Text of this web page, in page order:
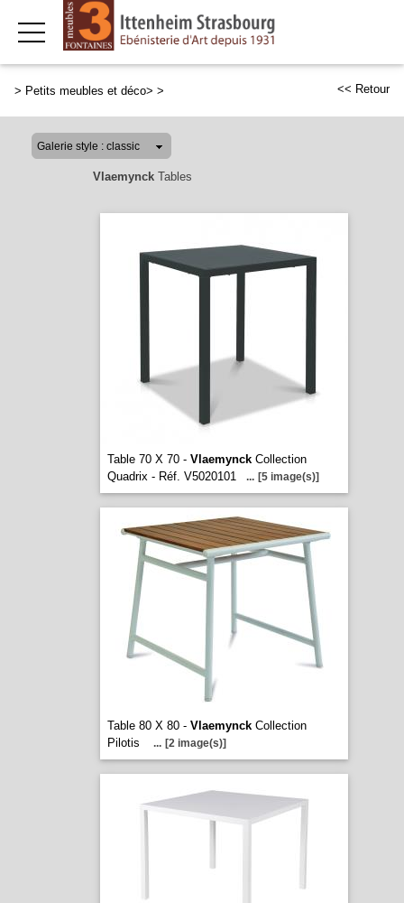
> Petits meubles et déco> > << Retour
VlaemynckTables
Table 70 X 70 - VlaemynckCollection
Quadrix - Réf. V5020101
... [5 image(s)]
Table 80 X 80 - VlaemynckCollection
Pilotis
... [2 image(s)]